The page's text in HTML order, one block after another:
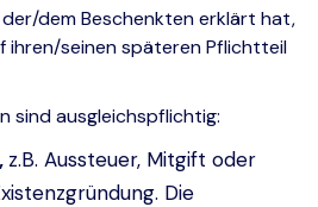
dem Beschenkten erklärt hat,
ihren/seinen späteren Pflichtteil
sind ausgleichspflichtig:
z.B. Aussteuer, Mitgift oder
Die